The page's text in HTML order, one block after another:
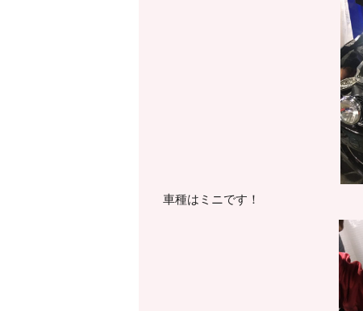
車種はミニです！